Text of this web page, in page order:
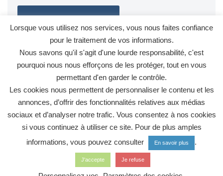
Ce site utilise Akismet pour réduire les indésirables.
plus sur la façon dont les données de vos commentaires sont
traitées.
Politique de confidentialité Mentions légales Contact
Les Acteurs du Développement Durable de Courbevoie - Tous
Lorsque vous utilisez nos services, vous nous faites confiance
pour le traitement de vos informations.
Nous savons qu'il s'agit d'une lourde responsabilité, c'est
pourquoi nous nous efforçons de les protéger, tout en vous
permettant d'en garder le contrôle.
Les cookies nous permettent de personnaliser le contenu et les
annonces, d’offrir des fonctionnalités relatives aux médias
sociaux et d’analyser notre trafic. Vous consentez à nos cookies
si vous continuez à utiliser ce site. Pour de plus amples
informations, vous pouvez consulter
En savoir plus .
J'accepte Je refuse